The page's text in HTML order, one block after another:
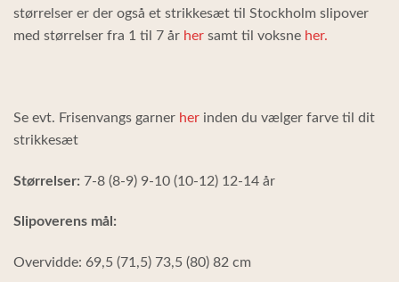
størrelser er der også et strikkesæt til Stockholm slipover
med størrelser fra 1 til 7 år her samt til voksne her.
Se evt. Frisenvangs garner her inden du vælger farve til dit
strikkesæt
Størrelser: 7-8 (8-9) 9-10 (10-12) 12-14 år
Slipoverens mål:
Overvidde: 69,5 (71,5) 73,5 (80) 82 cm